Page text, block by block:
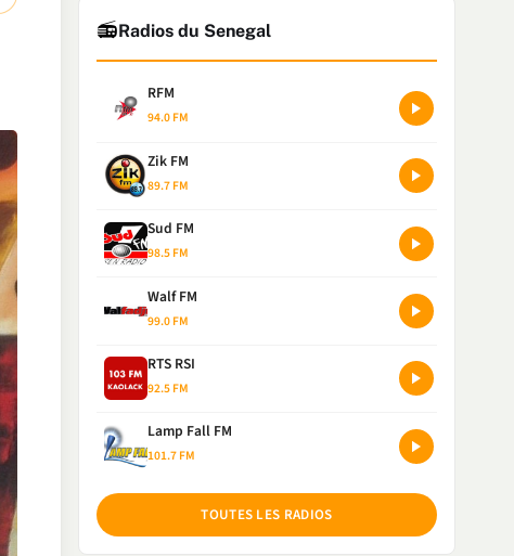
📻Radios du Senegal
RFM
94.0 FM
Zik FM
89.7 FM
Sud FM
98.5 FM
Walf FM
99.0 FM
RTS RSI
92.5 FM
Lamp Fall FM
101.7 FM
TOUTES LES RADIOS